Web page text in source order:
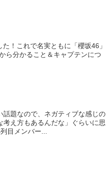
！これで名実ともに「櫻坂46」
ら分かること＆キャプテンにつ
話題なので、ネガティブな感じの
え方もあるんだな」ぐらいに思
目メンバー...